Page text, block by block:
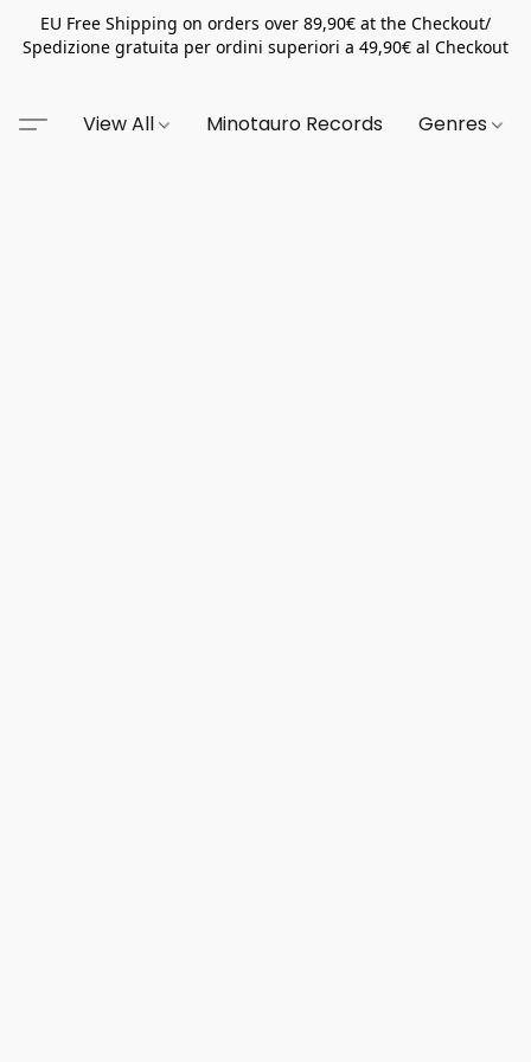
EU Free Shipping on orders over 89,90€ at the Checkout/
Spedizione gratuita per ordini superiori a 49,90€ al Checkout
View All Minotauro Records Genres